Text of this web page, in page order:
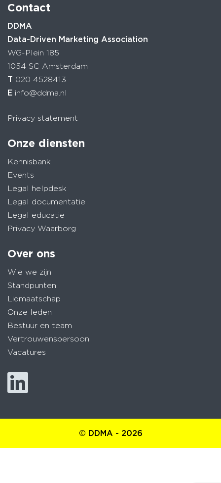
Contact
DDMA
Data-Driven Marketing Association
WG-Plein 185
1054 SC Amsterdam
T 020 4528413
E info@ddma.nl
Privacy statement
Onze diensten
Kennisbank
Events
Legal helpdesk
Legal documentatie
Legal educatie
Privacy Waarborg
Over ons
Wie we zijn
Standpunten
Lidmaatschap
Onze leden
Bestuur en team
Vertrouwenspersoon
Vacatures
© DDMA - 2026